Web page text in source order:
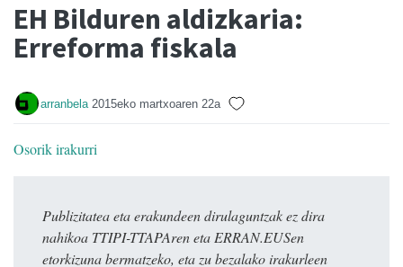
EH Bilduren aldizkaria:
Erreforma fiskala
arranbela 2015eko martxoaren 22a
Osorik irakurri
Publizitatea eta erakundeen dirulaguntzak ez dira
nahikoa TTIPI-TTAPAren eta ERRAN.EUSen
etorkizuna bermatzeko, eta zu bezalako irakurleen